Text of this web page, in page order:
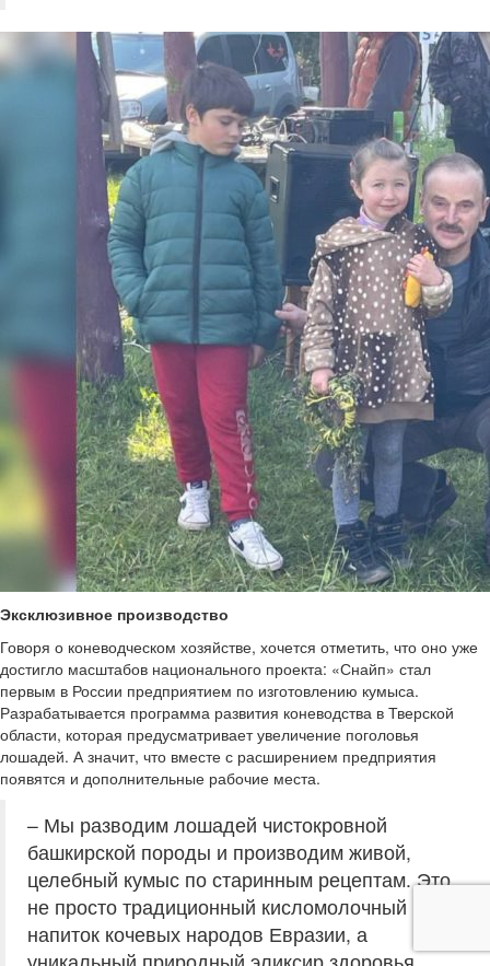
Эксклюзивное производство
Говоря о коневодческом хозяйстве, хочется отметить, что оно уже
достигло масштабов национального проекта: «Снайп» стал
первым в России предприятием по изготовлению кумыса.
Разрабатывается программа развития коневодства в Тверской
области, которая предусматривает увеличение поголовья
лошадей. А значит, что вместе с расширением предприятия
появятся и дополнительные рабочие места.
– Мы разводим лошадей чистокровной
башкирской породы и производим живой,
целебный кумыс по старинным рецептам. Это
не просто традиционный кисломолочный
напиток кочевых народов Евразии, а